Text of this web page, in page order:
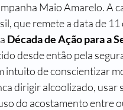
Maio Amarelo. A
que remete a data de 11
Década de Ação para a
desde então pela
dirigir alcoolizado, usar
do acostamento entre